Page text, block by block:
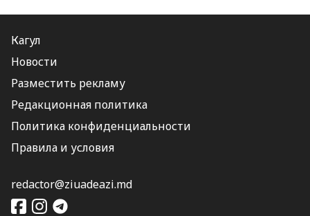
Кагул
Новости
Разместить рекламу
Редакционная политика
Политика конфиденциальности
Правила и условия
redactor@ziuadeazi.md